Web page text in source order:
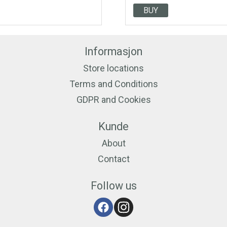
BUY
Informasjon
Store locations
Terms and Conditions
GDPR and Cookies
Kunde
About
Contact
Follow us